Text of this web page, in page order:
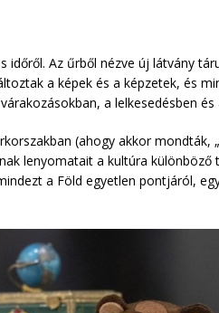
Az űrből nézve új látvány
a képek és a képzetek, és
a lelkesedésben és
(ahogy akkor mondták,
lenyomatait a kultúra különböző
a Föld egyetlen pontjáról,